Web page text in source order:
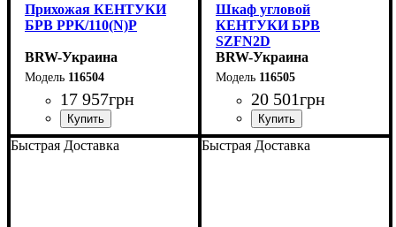
Прихожая КЕНТУКИ
БРВ PPK/110(N)P
BRW-Украина
116504
17 957грн
ширина, мм: 1155
высота, мм: 2100
глубина, мм: 440
Шкаф угловой
КЕНТУКИ БРВ
SZFN2D
BRW-Украина
116505
20 501грн
ширина, мм: 975
высота, мм: 2250
глубина, мм: 975
Быстрая Доставка Быстрая Доставка